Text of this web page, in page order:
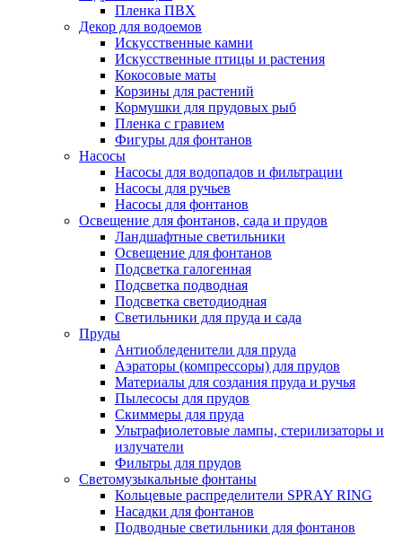
Пленка ПВХ
Декор для водоемов
Искусственные камни
Искусственные птицы и растения
Кокосовые маты
Корзины для растений
Кормушки для прудовых рыб
Пленка с гравием
Фигуры для фонтанов
Насосы
Насосы для водопадов и фильтрации
Насосы для ручьев
Насосы для фонтанов
Освещение для фонтанов, сада и прудов
Ландшафтные светильники
Освещение для фонтанов
Подсветка галогенная
Подсветка подводная
Подсветка светодиодная
Светильники для пруда и сада
Пруды
Антиобледенители для пруда
Аэраторы (компрессоры) для прудов
Материалы для создания пруда и ручья
Пылесосы для прудов
Скиммеры для пруда
Ультрафиолетовые лампы, стерилизаторы и
излучатели
Фильтры для прудов
Светомузыкальные фонтаны
Кольцевые распределители SPRAY RING
Насадки для фонтанов
Подводные светильники для фонтанов